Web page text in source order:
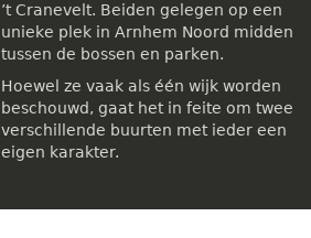
’t Cranevelt. Beiden gelegen op een
unieke plek in Arnhem Noord midden
tussen de bossen en parken.
Hoewel ze vaak als één wijk worden
beschouwd, gaat het in feite om twee
verschillende buurten met ieder een
eigen karakter.